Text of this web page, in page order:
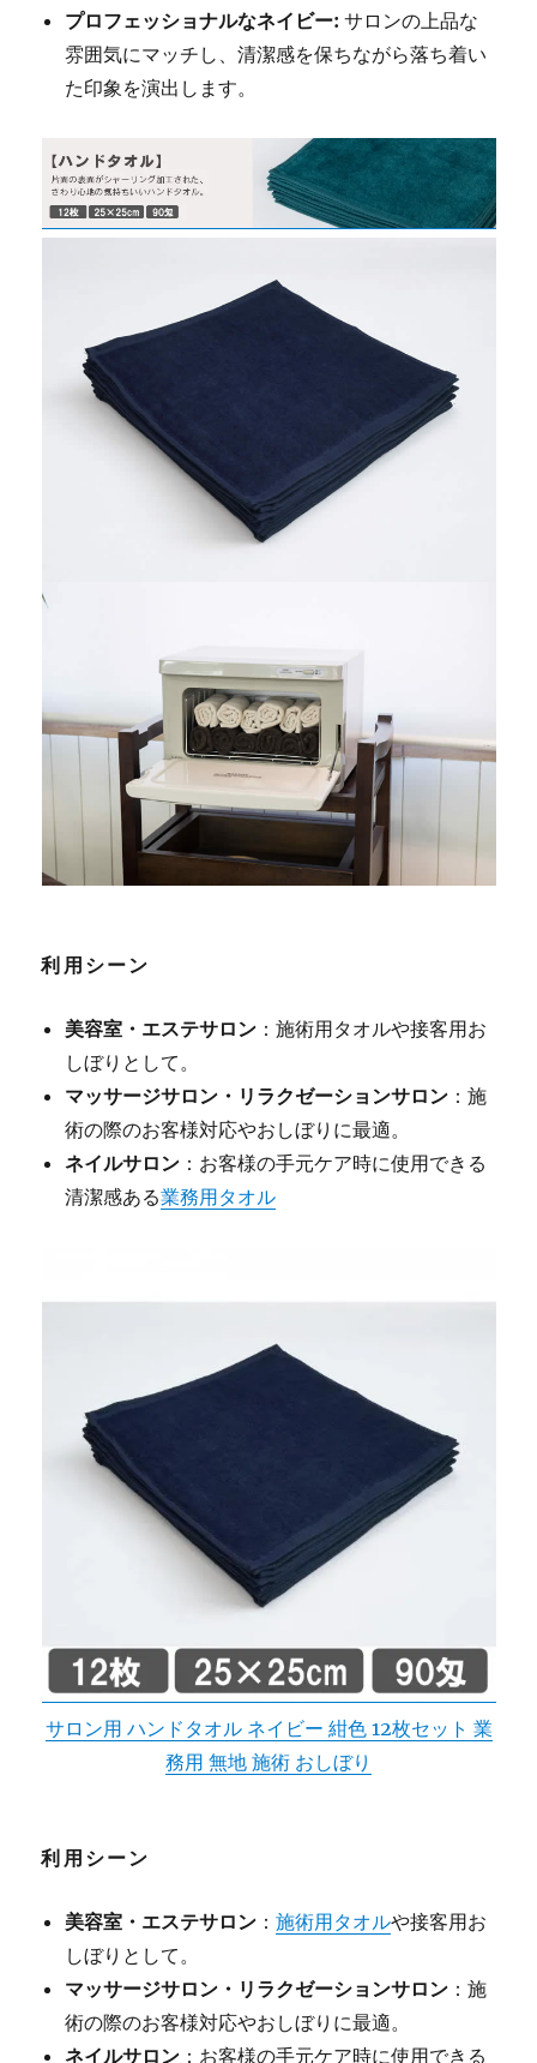
プロフェッショナルなネイビー: サロンの上品な
雰囲気にマッチし、清潔感を保ちながら落ち着い
た印象を演出します。
利用シーン
美容室・エステサロン ：施術用タオルや接客用お
しぼりとして。
マッサージサロン・リラクゼーションサロン ：施
術の際のお客様対応やおしぼりに最適。
ネイルサロン ：お客様の手元ケア時に使用できる
清潔感ある業務用タオル
サロン用 ハンドタオル ネイビー 紺色 12枚セット 業
務用 無地 施術 おしぼり
利用シーン
美容室・エステサロン ：施術用タオルや接客用お
しぼりとして。
マッサージサロン・リラクゼーションサロン ：施
術の際のお客様対応やおしぼりに最適。
ネイルサロン ：お客様の手元ケア時に使用できる